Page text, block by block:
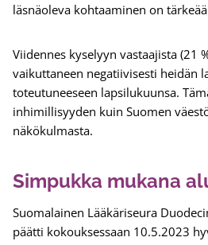
läsnäoleva kohtaaminen on
Viidennes kyselyyn vastaajista (21
vaikuttaneen negatiivisesti heidän
toteutuneeseen lapsilukuunsa.
inhimillisyyden kuin Suomen
näkökulmasta.
Simpukka mukana
Suomalainen Lääkäriseura
päätti kokouksessaan 10.5.2023